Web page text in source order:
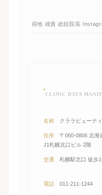
得地 雄貴 総括院長
CLINIC DATA
名称 クララビューテ
住所
〒060-0806 北海
J1札幌北口ビル 2階
交通 札幌駅北口 徒歩1
電話 011-211-1244